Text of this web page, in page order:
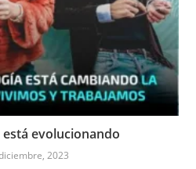
evolucionando
2023